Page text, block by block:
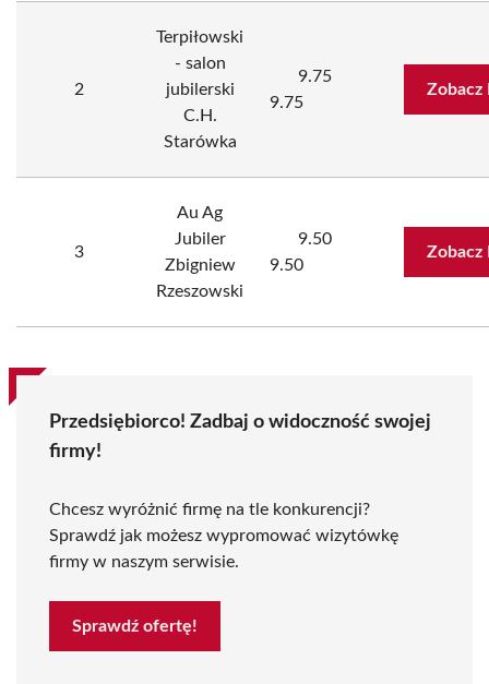
2
Terpiłowski
- salon
jubilerski
C.H.
Starówka
9.75
9.75
Zobacz
3
Au Ag
Jubiler
Zbigniew
Rzeszowski
9.50
9.50
Zobacz
Przedsiębiorco! Zadbaj o widoczność swojej
firmy!
Chcesz wyróżnić firmę na tle konkurencji?
Sprawdź jak możesz wypromować wizytówkę
firmy w naszym serwisie.
Sprawdź ofertę!